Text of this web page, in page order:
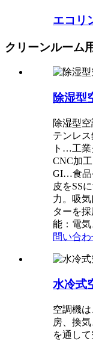
エコリ
クリーンルーム
除湿型
除湿型
テンレ
ト…工業
CNC加
GI…食品
皮をSS
力。吸
ターを
能：電
問い合
水冷式
空調機
房、換
を通し